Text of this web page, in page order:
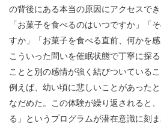
の背後にある本当の原因にアクセスでき
「お菓子を食べるのはいつですか」「
すか」「お菓子を食べる直前、何かを感
こういった問いを催眠状態で丁寧に探
ことと別の感情が強く結びついているこ
例えば、幼い頃に悲しいことがあった
なだめた。この体験が繰り返されると
る」というプログラムが潜在意識に刻ま